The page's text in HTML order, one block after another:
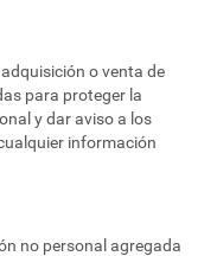
o venta de
para proteger la
y dar aviso a los
información
no personal agregada